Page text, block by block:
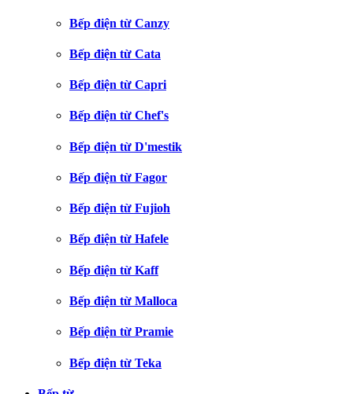
Bếp điện từ Canzy
Bếp điện từ Cata
Bếp điện từ Capri
Bếp điện từ Chef's
Bếp điện từ D'mestik
Bếp điện từ Fagor
Bếp điện từ Fujioh
Bếp điện từ Hafele
Bếp điện từ Kaff
Bếp điện từ Malloca
Bếp điện từ Pramie
Bếp điện từ Teka